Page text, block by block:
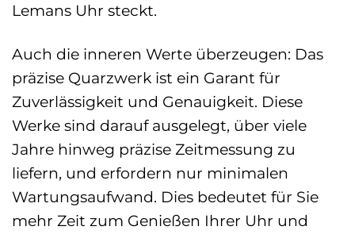
Lemans Uhr steckt.
Auch die inneren Werte überzeugen: Das
präzise Quarzwerk ist ein Garant für
Zuverlässigkeit und Genauigkeit. Diese
Werke sind darauf ausgelegt, über viele
Jahre hinweg präzise Zeitmessung zu
liefern, und erfordern nur minimalen
Wartungsaufwand. Dies bedeutet für Sie
mehr Zeit zum Genießen Ihrer Uhr und